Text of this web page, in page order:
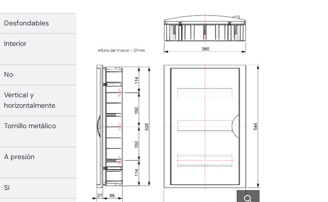
Desfondables
Interior
No
Vertical y
horizontalmente
Tornillo metálico
A presión
Sí